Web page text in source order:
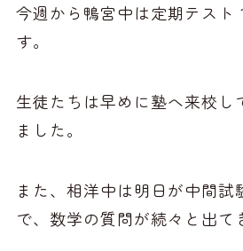
今週から鴨宮中は定期テスト
す。
生徒たちは早めに塾へ来校し
ました。
また、相洋中は明日が中間試
で、数学の質問が続々と出て